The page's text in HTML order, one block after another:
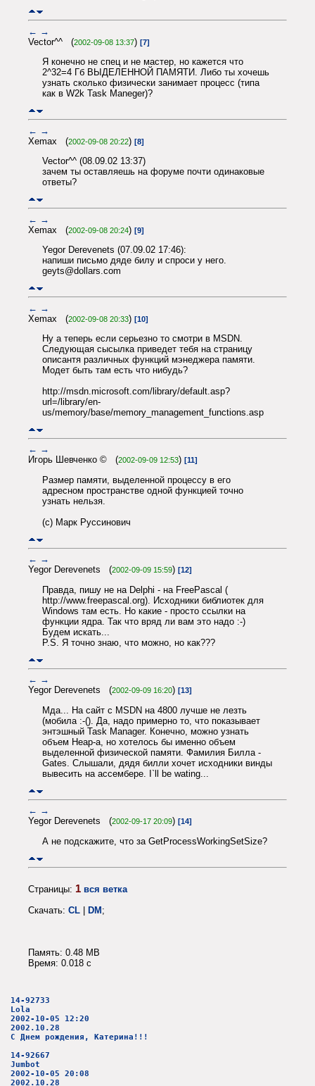
← →
Vector^^ (2002-09-08 13:37) [7]
Я конечно не спец и не мастер, но кажется что
2^32=4 Гб ВЫДЕЛЕННОЙ ПАМЯТИ. Либо ты хочешь
узнать сколько физически занимает процесс (типа
как в W2k Task Maneger)?
← →
Xemax (2002-09-08 20:22) [8]
Vector^^ (08.09.02 13:37)
зачем ты оставляешь на форуме почти одинаковые
ответы?
← →
Xemax (2002-09-08 20:24) [9]
Yegor Derevenets (07.09.02 17:46):
напиши письмо дяде билу и спроси у него.
geyts@dollars.com
← →
Xemax (2002-09-08 20:33) [10]
Ну а теперь если серьезно то смотри в MSDN.
Следующая сысылка приведет тебя на страницу
описантя различных функций мэнеджера памяти.
Модет быть там есть что нибудь?
http://msdn.microsoft.com/library/default.asp?
url=/library/en-
us/memory/base/memory_management_functions.asp
← →
Игорь Шевченко © (2002-09-09 12:53) [11]
Размер памяти, выделенной процессу в его
адресном пространстве одной функцией точно
узнать нельзя.
(с) Марк Руссинович
← →
Yegor Derevenets (2002-09-09 15:59) [12]
Правда, пишу не на Delphi - на FreePascal (
http://www.freepascal.org). Исходники библиотек для
Windows там есть. Но какие - просто ссылки на
функции ядра. Так что вряд ли вам это надо :-)
Будем искать...
P.S. Я точно знаю, что можно, но как???
← →
Yegor Derevenets (2002-09-09 16:20) [13]
Мда... На сайт с MSDN на 4800 лучше не лезть
(мобила :-(). Да, надо примерно то, что показывает
энтэшный Task Manager. Конечно, можно узнать
объем Heap-а, но хотелось бы именно объем
выделенной физической памяти. Фамилия Билла -
Gates. Слышали, дядя билли хочет исходники винды
вывесить на ассембере. I`ll be wating...
← →
Yegor Derevenets (2002-09-17 20:09) [14]
А не подскажите, что за GetProcessWorkingSetSize?
Страницы: 1 вся ветка
Скачать: CL DM ;
Память: 0.48 MB
Время: 0.018 c
14-92733
Lola
2002-10-05 12:20
2002.10.28
С Днем рождения, Катерина!!!
14-92667
Jumbot
2002-10-05 20:08
2002.10.28